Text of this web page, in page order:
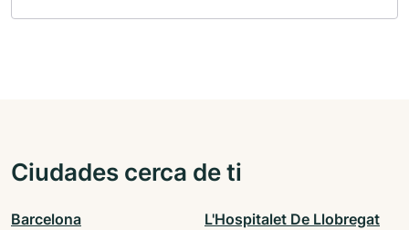
Ciudades cerca de ti
Barcelona L'Hospitalet De Llobregat